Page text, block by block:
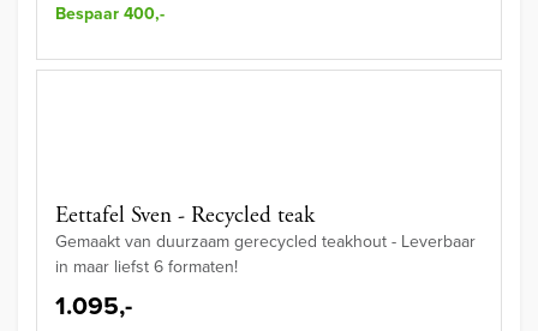
Bespaar 400,-
Eettafel Sven - Recycled teak
Gemaakt van duurzaam gerecycled teakhout - Leverbaar
in maar liefst 6 formaten!
1.095,-